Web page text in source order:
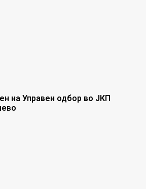
на Управен одбор во ЈКП